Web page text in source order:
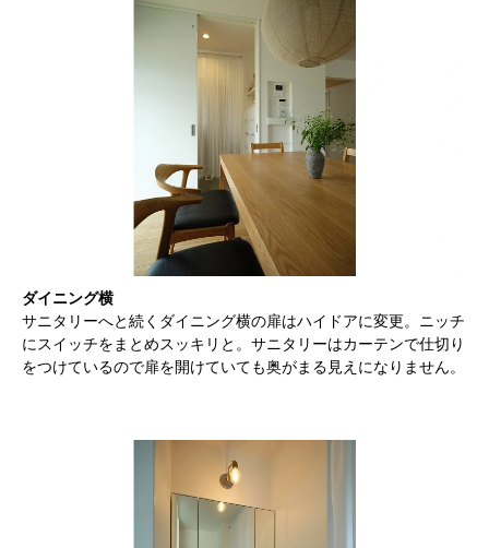
ダイニング横
サニタリーへと続くダイニング横の扉はハイドアに変更。ニッチ
にスイッチをまとめスッキリと。サニタリーはカーテンで仕切り
をつけているので扉を開けていても奥がまる見えになりません。